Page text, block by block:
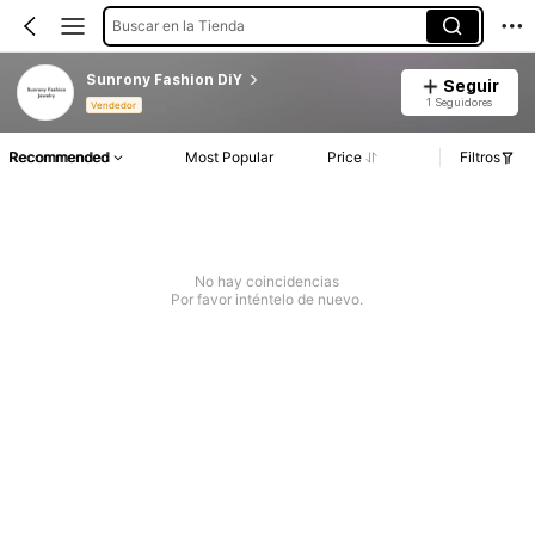
Buscar en la Tienda
Sunrony Fashion DiY
Vendedor
Seguir
1 Seguidores
Recommended Most Popular Price Filtros
No hay coincidencias
Por favor inténtelo de nuevo.